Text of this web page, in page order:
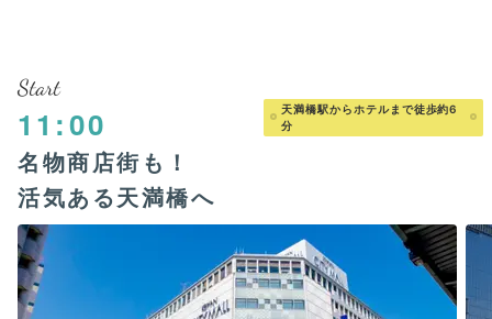
Start
11:00
天満橋駅からホテルまで徒歩約6
分
名物商店街も！
活気ある天満橋へ